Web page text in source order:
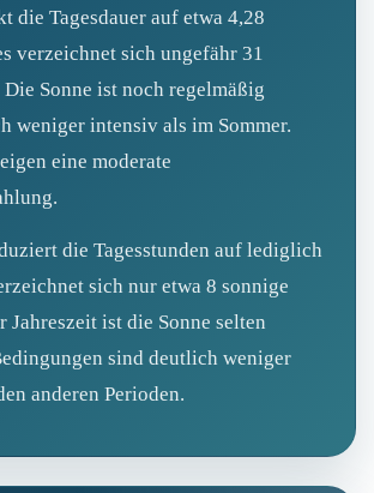
die Tagesdauer auf etwa 4,28
verzeichnet sich ungefähr 31
Die Sonne ist noch regelmäßig
weniger intensiv als im Sommer.
eine moderate
die Tagesstunden auf lediglich
sich nur etwa 8 sonnige
Jahreszeit ist die Sonne selten
sind deutlich weniger
anderen Perioden.